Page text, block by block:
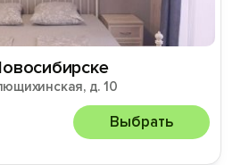
д. 10
Выбрать